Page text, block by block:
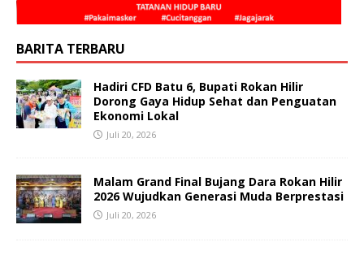
BARITA TERBARU
Hadiri CFD Batu 6, Bupati Rokan Hilir
Dorong Gaya Hidup Sehat dan Penguatan
Ekonomi Lokal
Juli 20, 2026
Malam Grand Final Bujang Dara Rokan Hilir
2026 Wujudkan Generasi Muda Berprestasi
Juli 20, 2026